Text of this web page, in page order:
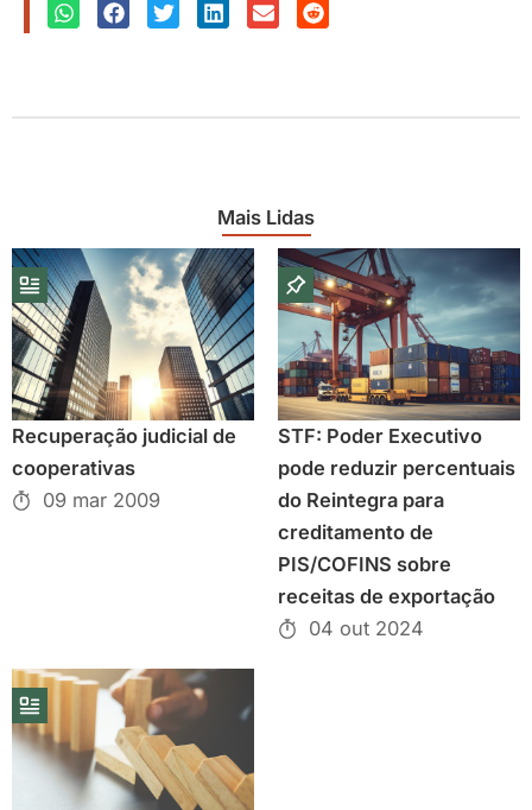
Mais Lidas
Recuperação judicial de
cooperativas
09 mar 2009
STF: Poder Executivo
pode reduzir percentuais
do Reintegra para
creditamento de
PIS/COFINS sobre
receitas de exportação
04 out 2024